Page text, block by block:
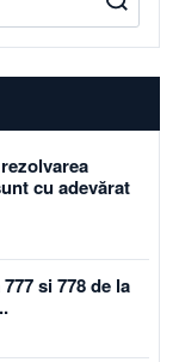
cu adevărat
si 778 de la